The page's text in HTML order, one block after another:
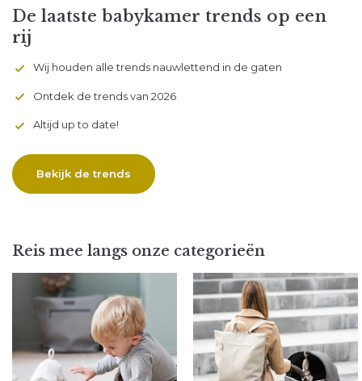
De laatste babykamer trends op een
rij
Wij houden alle trends nauwlettend in de gaten
Ontdek de trends van 2026
Altijd up to date!
Bekijk de trends
Reis mee langs onze categorieën